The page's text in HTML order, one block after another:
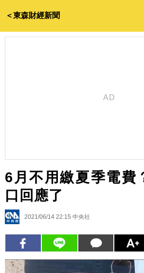
＜東森財經新聞
6月不用繳夏季電費
口回應了
2021/06/14 22:15 中央社